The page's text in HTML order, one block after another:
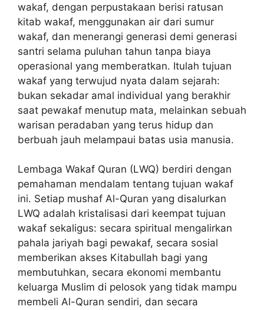
wakaf, dengan perpustakaan berisi ratusan
kitab wakaf, menggunakan air dari sumur
wakaf, dan menerangi generasi demi generasi
santri selama puluhan tahun tanpa biaya
operasional yang memberatkan. Itulah tujuan
wakaf yang terwujud nyata dalam sejarah:
bukan sekadar amal individual yang berakhir
saat pewakaf menutup mata, melainkan sebuah
warisan peradaban yang terus hidup dan
berbuah jauh melampaui batas usia manusia.
Lembaga Wakaf Quran (LWQ) berdiri dengan
pemahaman mendalam tentang tujuan wakaf
ini. Setiap mushaf Al-Quran yang disalurkan
LWQ adalah kristalisasi dari keempat tujuan
wakaf sekaligus: secara spiritual mengalirkan
pahala jariyah bagi pewakaf, secara sosial
memberikan akses Kitabullah bagi yang
membutuhkan, secara ekonomi membantu
keluarga Muslim di pelosok yang tidak mampu
membeli Al-Quran sendiri, dan secara